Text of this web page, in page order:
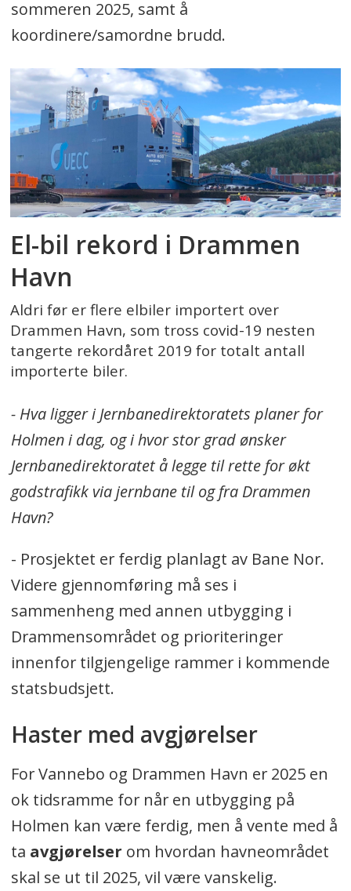
sommeren 2025, samt å
koordinere/samordne brudd.
El-bil rekord i Drammen
Havn
Aldri før er flere elbiler importert over
Drammen Havn, som tross covid-19 nesten
tangerte rekordåret 2019 for totalt antall
importerte biler.
- Hva ligger i Jernbanedirektoratets planer for
Holmen i dag, og i hvor stor grad ønsker
Jernbanedirektoratet å legge til rette for økt
godstrafikk via jernbane til og fra Drammen
Havn?
- Prosjektet er ferdig planlagt av Bane Nor.
Videre gjennomføring må ses i
sammenheng med annen utbygging i
Drammensområdet og prioriteringer
innenfor tilgjengelige rammer i kommende
statsbudsjett.
Haster med avgjørelser
For Vannebo og Drammen Havn er 2025 en
ok tidsramme for når en utbygging på
Holmen kan være ferdig, men å vente med å
ta avgjørelser om hvordan havneområdet
skal se ut til 2025, vil være vanskelig.